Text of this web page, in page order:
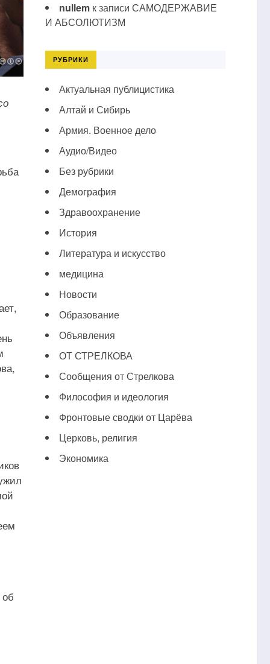
nullemк записи САМОДЕРЖАВИЕ
И АБСОЛЮТИЗМ
РУБРИКИ
Актуальная публицистика
Алтай и Сибирь
Армия. Военное дело
Аудио/Видео
Без рубрики
Демография
Здравоохранение
История
Литература и искусство
медицина
Новости
Образование
Объявления
ОТ СТРЕЛКОВА
Сообщения от Стрелкова
Философия и идеология
Фронтовые сводки от Царёва
Церковь, религия
Экономика